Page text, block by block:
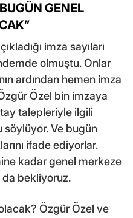
GENEL
imza sayıları
olmuştu. Onlar
ardından hemen imza
Özel bin imzaya
talepleriyle ilgili
söylüyor. Ve bugün
ifade ediyorlar.
kadar genel merkeze
da bekliyoruz.
olacak? Özgür Özel ve